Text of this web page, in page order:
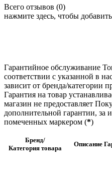
Всего отзывов (0)
нажмите здесь, чтобы
Гарантийное обслуживание
соответствии с указанной в
зависит от бренда/категории
Гарантия на товар
магазин не предоставляет
дополнительной гарантии, за
помеченных маркером (*)
Бренд/
Категория товара
Описание